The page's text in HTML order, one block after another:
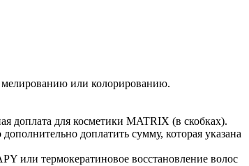
или колорированию.
доплата для косметики MATRIX (в скобках).
доплатить сумму, которая указана
или термокератиновое восстановление волос